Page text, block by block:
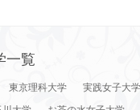
一覧
東京理科大学 実践女子大学